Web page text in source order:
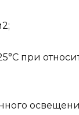
при